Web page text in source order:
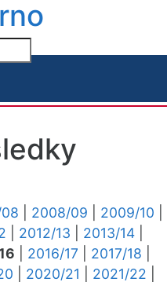
2008/09 2009/10
2012/13 2013/14
2016/17 2017/18
2020/21 2021/22